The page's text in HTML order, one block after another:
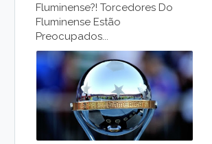
Fluminense?! Torcedores Do
Fluminense Estão
Preocupados...